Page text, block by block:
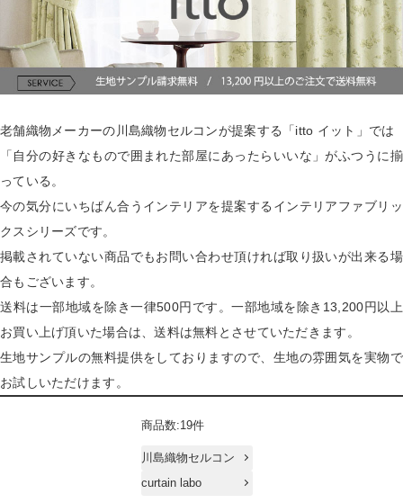
老舗織物メーカーの川島織物セルコンが提案する「itto イット」では
「自分の好きなもので囲まれた部屋にあったらいいな」がふつうに揃
っている。
今の気分にいちばん合うインテリアを提案するインテリアファブリッ
クスシリーズです。
掲載されていない商品でもお問い合わせ頂ければ取り扱いが出来る場
合もございます。
送料は一部地域を除き一律500円です。一部地域を除き13,200円以上
お買い上げ頂いた場合は、送料は無料とさせていただきます。
生地サンプルの無料提供をしておりますので、生地の雰囲気を実物で
お試しいただけます。
商品数:19件
川島織物セルコン
curtain labo